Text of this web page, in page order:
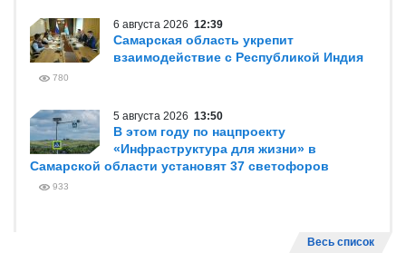
6 августа 2026 12:39
Самарская область укрепит
взаимодействие с Республикой Индия
780
5 августа 2026 13:50
В этом году по нацпроекту
«Инфраструктура для жизни» в
Самарской области установят 37 светофоров
933
Весь список